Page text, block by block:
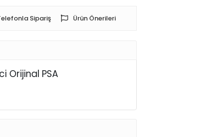
Sipariş Ürün Önerileri
Orijinal PSA